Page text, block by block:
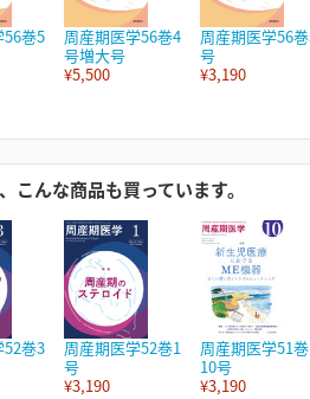
56巻5
周産期医学56巻4
号増大号
¥5,500
周産期医学56
号
¥3,190
こんな商品も買っています。
52巻3
周産期医学52巻1
号
¥3,190
周産期医学51巻
10号
¥3,190